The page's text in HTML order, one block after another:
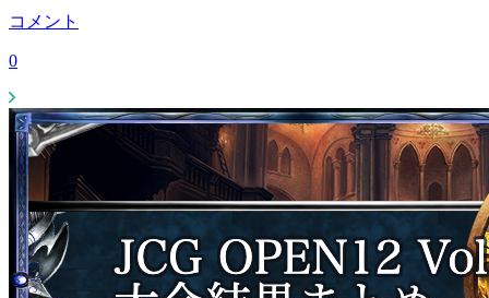
コメント
0